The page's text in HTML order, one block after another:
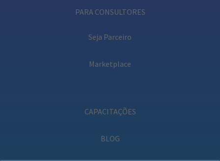
PARA CONSULTORES
Seja Parceiro
Marketplace
CAPACITAÇÕES
BLOG